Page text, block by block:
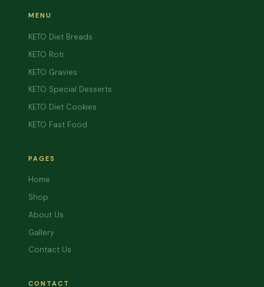
MENU
KETO Diet Breads
KETO Roti
KETO Gravies
KETO Special Desserts
KETO Diet Cookies
KETO Fast Food
PAGES
Home
Shop
About Us
Gallery
Contact Us
CONTACT